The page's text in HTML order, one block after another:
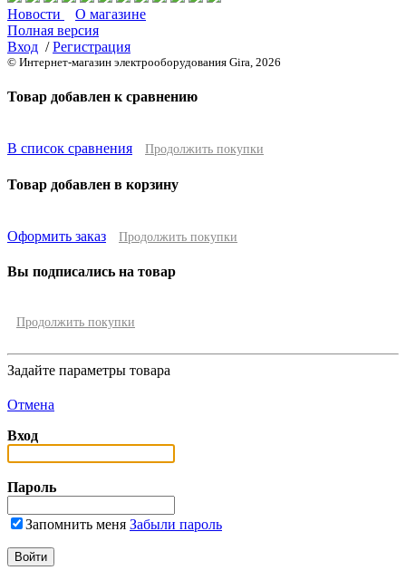
Новости
О магазине
Полная версия
Вход /Регистрация
© Интернет-магазин электрооборудования Gira, 2026
Товар добавлен к сравнению
В список сравнения Продолжить покупки
Товар добавлен в корзину
Оформить заказ Продолжить покупки
Вы подписались на товар
Продолжить покупки
Задайте параметры товара
Отмена
Вход
Пароль
Запомнить меня Забыли пароль